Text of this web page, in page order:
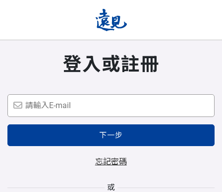
登入或註冊
下一步
忘記密碼
或